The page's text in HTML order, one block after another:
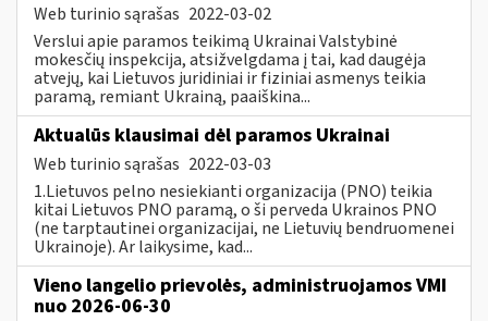
Web turinio sąrašas 2022-03-02
Verslui apie paramos teikimą Ukrainai Valstybinė
mokesčių inspekcija, atsižvelgdama į tai, kad daugėja
atvejų, kai Lietuvos juridiniai ir fiziniai asmenys teikia
paramą, remiant Ukrainą, paaiškina...
Aktualūs klausimai dėl paramos Ukrainai
Web turinio sąrašas 2022-03-03
1.Lietuvos pelno nesiekianti organizacija (PNO) teikia
kitai Lietuvos PNO paramą, o ši perveda Ukrainos PNO
(ne tarptautinei organizacijai, ne Lietuvių bendruomenei
Ukrainoje). Ar laikysime, kad...
Vieno langelio prievolės, administruojamos VMI
nuo 2026-06-30